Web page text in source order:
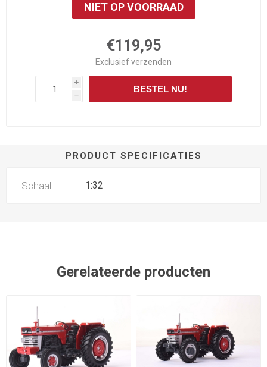
NIET OP VOORRAAD
€119,95
Exclusiefverzenden
i
h
BESTEL NU!
PRODUCT SPECIFICATIES
Schaal 1:32
Gerelateerde producten